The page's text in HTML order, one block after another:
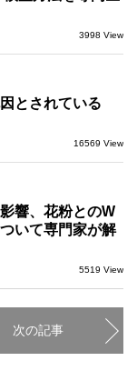
3998 View
とされている
16569 View
響、花粉とのW
いて専門家が解
5519 View
次の記事